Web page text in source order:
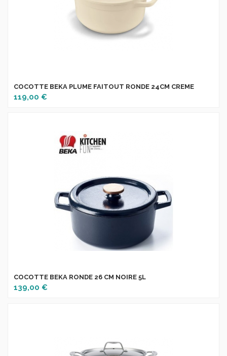
COCOTTE BEKA PLUME FAITOUT RONDE 24CM CREME
119,00 €
COCOTTE BEKA RONDE 26 CM NOIRE 5L
139,00 €